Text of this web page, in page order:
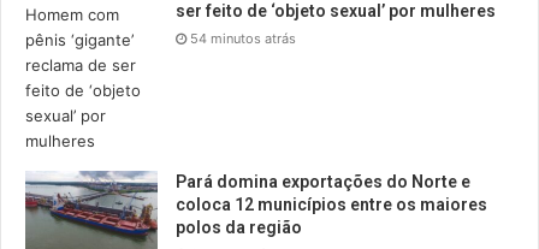
ser feito de ‘objeto sexual’ por mulheres
54 minutos atrás
Pará domina exportações do Norte e
coloca 12 municípios entre os maiores
polos da região